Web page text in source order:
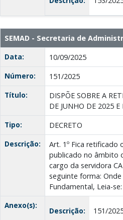
SEMAD - Secretaria de
Data:
10/09/2025
Número:
151/2025
Título:
DISPÕE SOBRE A
DE JUNHO DE 2025 E
Tipo:
DECRETO
Descrição:
Art. 1º Fica retificado
publicado no âmbito
cargo da servidora
seguinte forma: Onde
Fundamental, Leia-
Anexo(s):
Descrição: 151/